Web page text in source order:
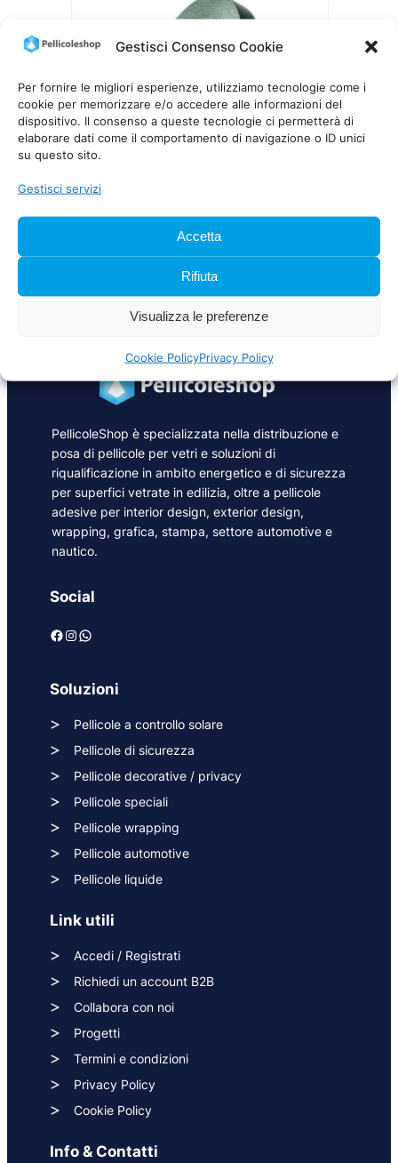
Gestisci Consenso Cookie
Per fornire le migliori esperienze, utilizziamo tecnologie come i
cookie per memorizzare e/o accedere alle informazioni del
dispositivo. Il consenso a queste tecnologie ci permetterà di
elaborare dati come il comportamento di navigazione o ID unici
su questo sito.
Gestisci servizi
Accetta
Rifiuta
Visualizza le preferenze
Cookie PolicyPrivacy Policy
19,52€ IVA inclusa
PellicoleShop è specializzata nella distribuzione e
posa di pellicole per vetri e soluzioni di
riqualificazione in ambito energetico e di sicurezza
per superfici vetrate in edilizia, oltre a pellicole
adesive per interior design, exterior design,
wrapping, grafica, stampa, settore automotive e
nautico.
Social
Facebook Instagram WhatsApp
Soluzioni
Pellicole a controllo solare
Pellicole di sicurezza
Pellicole decorative / privacy
Pellicole speciali
Pellicole wrapping
Pellicole automotive
Pellicole liquide
Link utili
Accedi / Registrati
Richiedi un account B2B
Collabora con noi
Progetti
Termini e condizioni
Privacy Policy
Cookie Policy
Info & Contatti